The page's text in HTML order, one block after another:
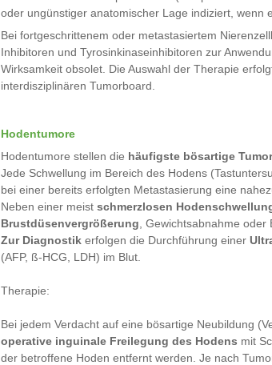
oder ungünstiger anatomischer Lage indiziert, wenn
Bei fortgeschrittenem oder metastasiertem
Inhibitoren und Tyrosinkinaseinhibitoren zur
Wirksamkeit obsolet. Die Auswahl der Therapie
interdisziplinären Tumorboard.
Hodentumore
Hodentumore stellen die häufigste bösartige
Jede Schwellung im Bereich des Hodens
bei einer bereits erfolgten Metastasierung eine
Neben einer meist schmerzlosen
Brustdüsenvergrößerung , Gewichtsabnahme
Zur Diagnostik erfolgen die Durchführung einer
(AFP, ß-HCG, LDH) im Blut.
Therapie:
Bei jedem Verdacht auf eine bösartige Neubildung
operative inguinale Freilegung des Hodens mit
der betroffene Hoden entfernt werden. Je nach